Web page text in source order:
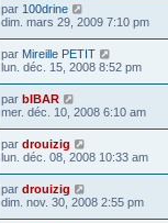
par 100drine
dim. mars 29, 2009 7:10 pm
par Mireille PETIT
lun. déc. 15, 2008 8:52 pm
par bIBAR
mer. déc. 10, 2008 6:10 am
par drouizig
lun. déc. 08, 2008 10:33 am
par drouizig
dim. nov. 30, 2008 2:55 pm